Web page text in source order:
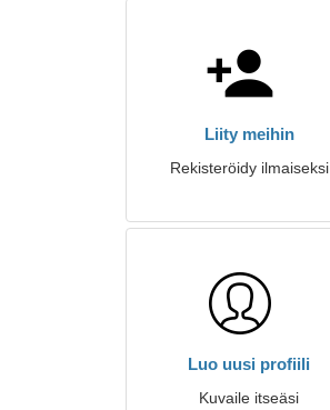
Liity meihin
Rekisteröidy ilmaiseksi
Luo uusi profiili
Kuvaile itseäsi